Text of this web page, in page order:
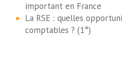
important en France
La RSE : quelles
comptables ? (1°)